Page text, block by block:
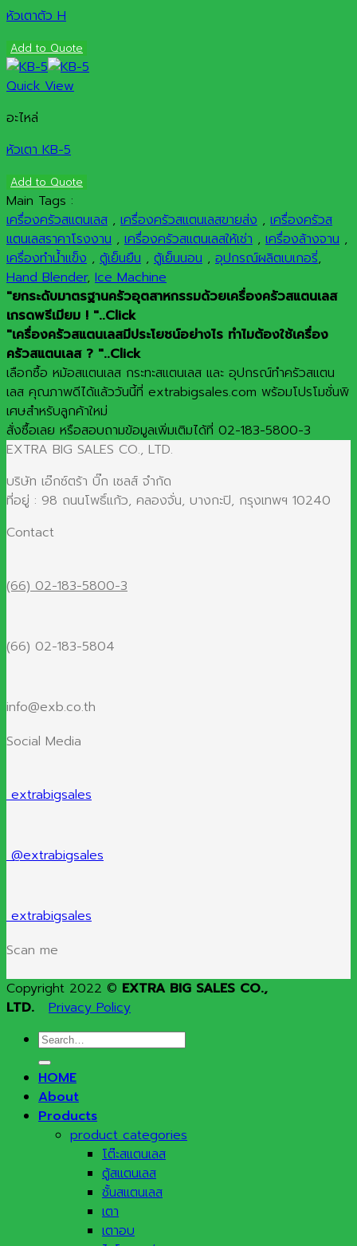
หัวเตาตัว H
Add to Quote
Quick View
อะไหล่
หัวเตา KB-5
Add to Quote
Main Tags :
เครื่องครัวสแตนเลส , เครื่องครัวสแตนเลสขายส่ง , เครื่องครัวส
แตนเลสราคาโรงงาน , เครื่องครัวสแตนเลสให้เช่า , เครื่องล้างจาน ,
เครื่องทำน้ำแข็ง , ตู้เย็นยืน , ตู้เย็นนอน , อุปกรณ์ผลิตเบเกอรี่,
Hand Blender, Ice Machine
"ยกระดับมาตรฐานครัวอุตสาหกรรมด้วยเครื่องครัวสแตนเลส
เกรดพรีเมียม ! "..Click
"เครื่องครัวสแตนเลสมีประโยชน์อย่างไร ทำไมต้องใช้เครื่อง
ครัวสแตนเลส ? "..Click
เลือกซื้อ หม้อสแตนเลส กระทะสแตนเลส และ อุปกรณ์ทำครัวสแตน
เลส คุณภาพดีได้แล้ววันนี้ที่ extrabigsales.com พร้อมโปรโมชั่นพิ
เศษสำหรับลูกค้าใหม่
สั่งซื้อเลย หรือสอบถามข้อมูลเพิ่มเติมได้ที่ 02-183-5800-3
EXTRA BIG SALES CO., LTD.
บริษัท เอ๊กซ์ตร้า บิ๊ก เซลส์ จำกัด
ที่อยู่ : 98 ถนนโพธิ์แก้ว, คลองจั่น, บางกะปิ, กรุงเทพฯ 10240
Contact
(66) 02-183-5800-3
(66) 02-183-5804
info@exb.co.th
Social Media
extrabigsales
@extrabigsales
extrabigsales
Scan me
Copyright 2022 © EXTRA BIG SALES CO.,
LTD.
Privacy Policy
Search
for:
HOME
About
Products
product categories
โต๊ะสแตนเลส
ตู้สแตนเลส
ชั้นสแตนเลส
เตา
เตาอบ